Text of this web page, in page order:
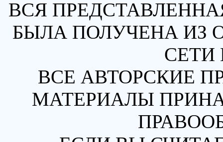
ВСЯ
БЫЛА ПОЛУЧЕНА ИЗ
СЕТИ
ВСЕ АВТОРСКИЕ
МАТЕРИАЛЫ